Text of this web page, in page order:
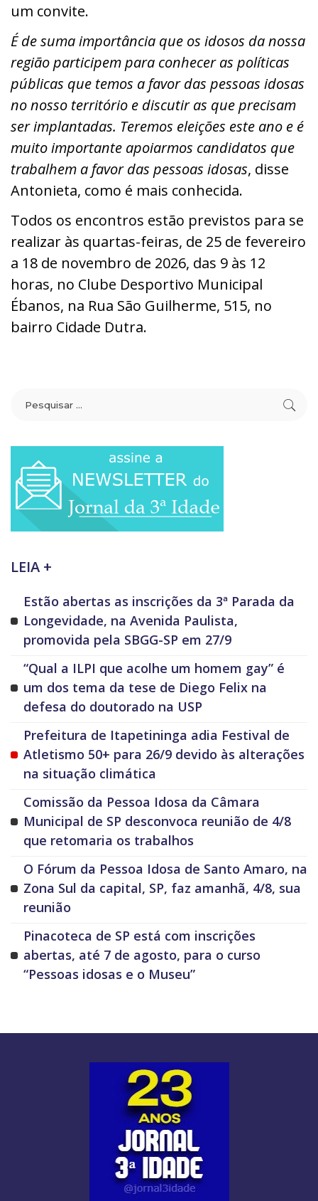
um convite.
É de suma importância que os idosos da nossa
região participem para conhecer as políticas
públicas que temos a favor das pessoas idosas
no nosso território e discutir as que precisam
ser implantadas. Teremos eleições este ano e é
muito importante apoiarmos candidatos que
trabalhem a favor das pessoas idosas, disse
Antonieta, como é mais conhecida.
Todos os encontros estão previstos para se
realizar às quartas-feiras, de 25 de fevereiro
a 18 de novembro de 2026, das 9 às 12
horas, no Clube Desportivo Municipal
Ébanos, na Rua São Guilherme, 515, no
bairro Cidade Dutra.
LEIA +
Estão abertas as inscrições da 3ª Parada da
Longevidade, na Avenida Paulista,
promovida pela SBGG-SP em 27/9
“Qual a ILPI que acolhe um homem gay” é
um dos tema da tese de Diego Felix na
defesa do doutorado na USP
Prefeitura de Itapetininga adia Festival de
Atletismo 50+ para 26/9 devido às alterações
na situação climática
Comissão da Pessoa Idosa da Câmara
Municipal de SP desconvoca reunião de 4/8
que retomaria os trabalhos
O Fórum da Pessoa Idosa de Santo Amaro, na
Zona Sul da capital, SP, faz amanhã, 4/8, sua
reunião
Pinacoteca de SP está com inscrições
abertas, até 7 de agosto, para o curso
“Pessoas idosas e o Museu”